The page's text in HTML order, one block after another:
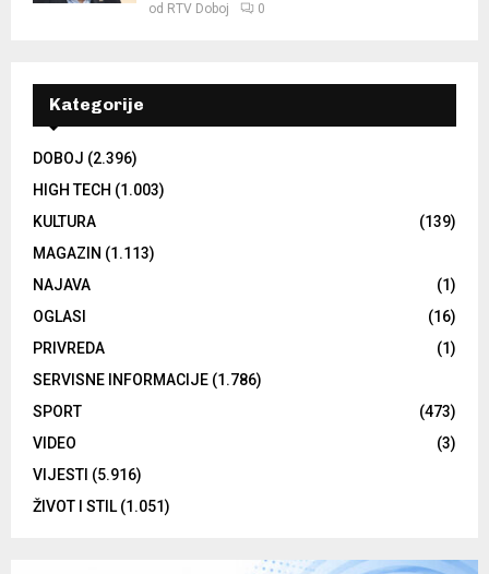
od RTV Doboj 0
Kategorije
DOBOJ (2.396)
HIGH TECH (1.003)
KULTURA
(139)
MAGAZIN (1.113)
NAJAVA
(1)
OGLASI
(16)
PRIVREDA
(1)
SERVISNE INFORMACIJE (1.786)
SPORT
(473)
VIDEO
(3)
VIJESTI (5.916)
ŽIVOT I STIL(1.051)